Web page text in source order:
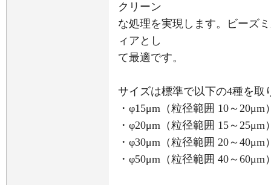
クリーン
な処理を実現します。ビーズ
ィアとし
て最適です。
サイズは標準で以下の4種を取
・φ15μm（粒径範囲 10～20μm
・φ20μm（粒径範囲 15～25μm
・φ30μm（粒径範囲 20～40μm
・φ50μm（粒径範囲 40～60μm